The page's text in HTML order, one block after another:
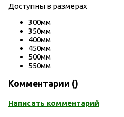
Доступны в размерах
300мм
350мм
400мм
450мм
500мм
550мм
Комментарии ()
Написать комментарий